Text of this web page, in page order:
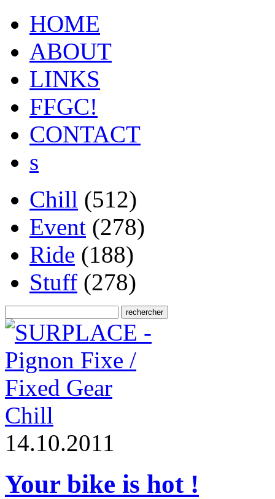
HOME
ABOUT
LINKS
FFGC!
CONTACT
s
Chill (512)
Event (278)
Ride (188)
Stuff (278)
Chill
14.10.2011
Your bike is hot !